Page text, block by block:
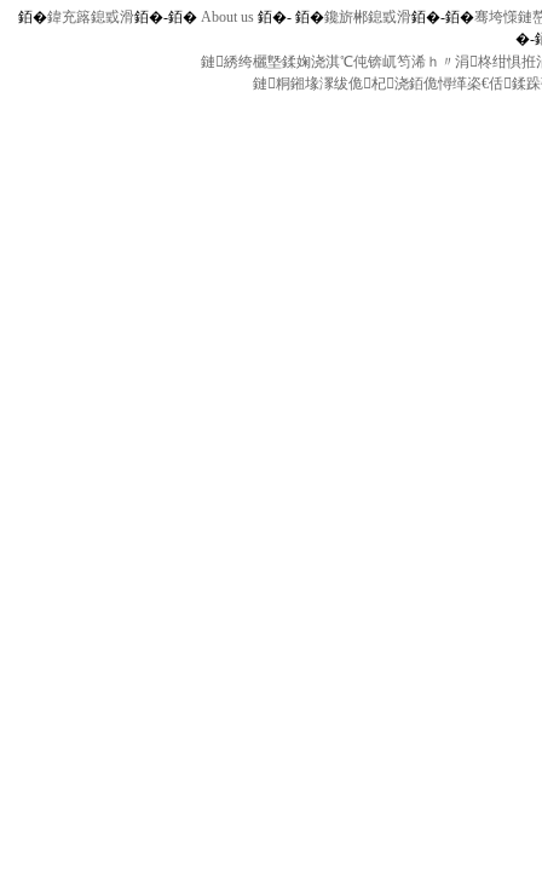
銆�鍏充簬鎴戜滑銆�-銆� About us 銆�- 銆�鑱旂郴鎴戜滑銆�-銆�骞垮憡鏈
�-
鏈綉绔欐墍鍒婅浇淇℃伅锛屼笉浠ｈ〃涓柊绀惧
鏈粡鎺堟潈绂佹杞浇銆佹憳缂栥€佸鍒